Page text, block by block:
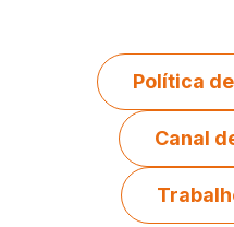
Política
Canal